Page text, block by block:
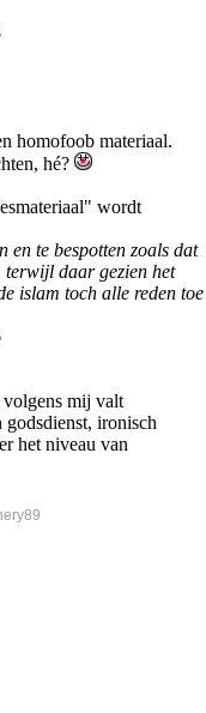
homofoob materiaal.
hé?
wordt
en te bespotten zoals dat
terwijl daar gezien het
islam toch alle reden toe
volgens mij valt
ironisch
het niveau van